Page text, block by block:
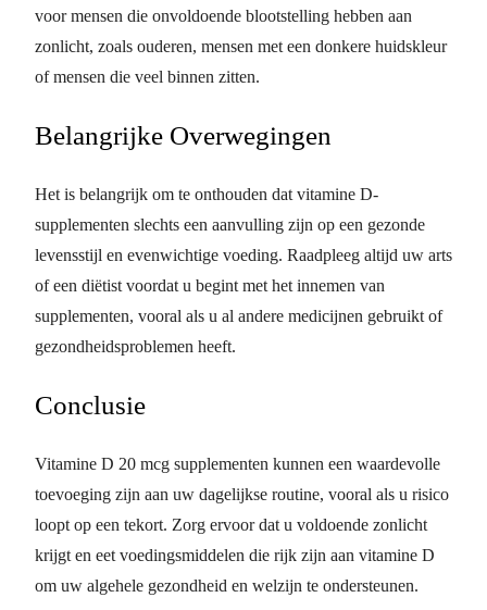
voor mensen die onvoldoende blootstelling hebben aan
zonlicht, zoals ouderen, mensen met een donkere huidskleur
of mensen die veel binnen zitten.
Belangrijke Overwegingen
Het is belangrijk om te onthouden dat vitamine D-
supplementen slechts een aanvulling zijn op een gezonde
levensstijl en evenwichtige voeding. Raadpleeg altijd uw arts
of een diëtist voordat u begint met het innemen van
supplementen, vooral als u al andere medicijnen gebruikt of
gezondheidsproblemen heeft.
Conclusie
Vitamine D 20 mcg supplementen kunnen een waardevolle
toevoeging zijn aan uw dagelijkse routine, vooral als u risico
loopt op een tekort. Zorg ervoor dat u voldoende zonlicht
krijgt en eet voedingsmiddelen die rijk zijn aan vitamine D
om uw algehele gezondheid en welzijn te ondersteunen.